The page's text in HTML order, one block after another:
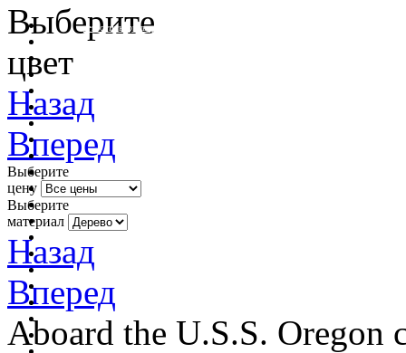
очистить фильтр цвета
Выберите
цвет
Назад
Вперед
Выберите
цену
Выберите
материал
Назад
Вперед
Aboard the U.S.S. Oregon